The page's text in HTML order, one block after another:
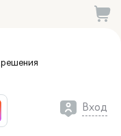
решения
Вход